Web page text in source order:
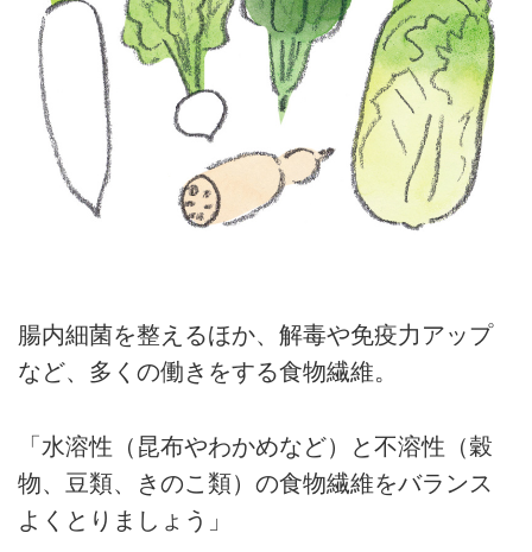
腸内細菌を整えるほか、解毒や免疫力アップ
など、多くの働きをする食物繊維。
「水溶性（昆布やわかめなど）と不溶性（穀
物、豆類、きのこ類）の食物繊維をバランス
よくとりましょう」